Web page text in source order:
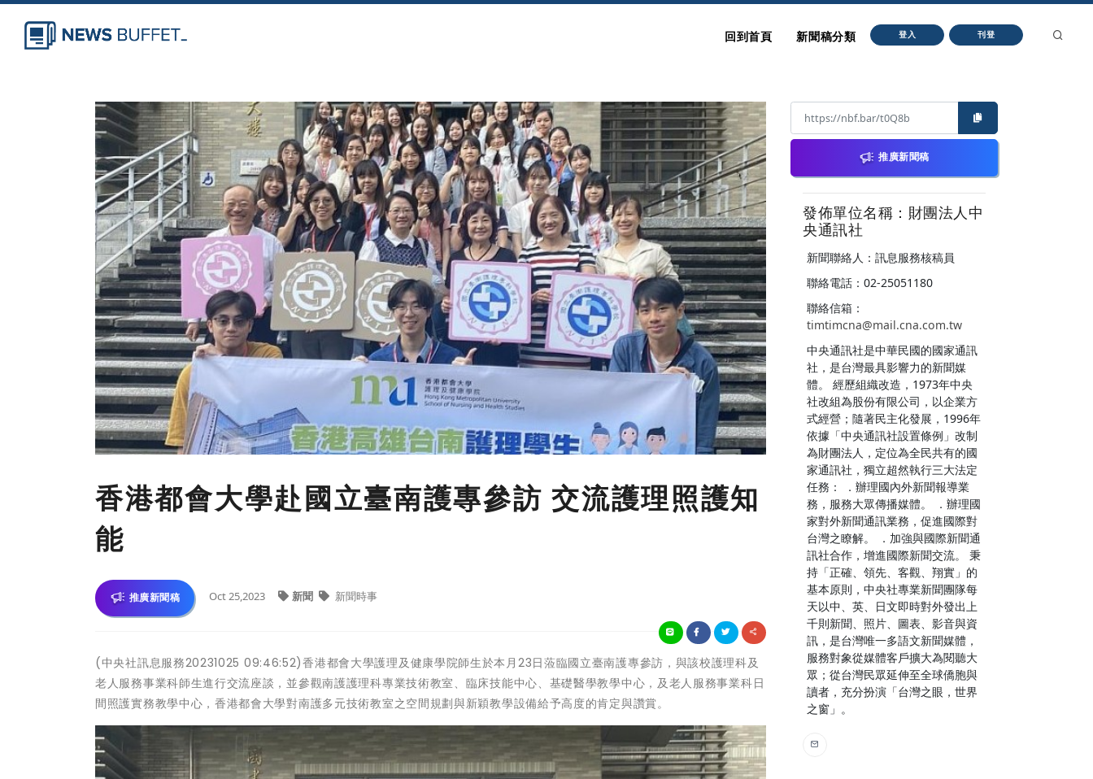
回到首頁 新聞稿分類 登入 刊登
香港都會大學赴國立臺南護專參訪 交流護理照護知
能
推廣新聞稿 Oct 25,2023 新聞 新聞時事
(中央社訊息服務20231025 09:46:52)香港都會大學護理及健康學院師生於本月23日蒞臨國立臺南護專參訪，與該校護理科及
老人服務事業科師生進行交流座談，並參觀南護護理科專業技術教室、臨床技能中心、基礎醫學教學中心，及老人服務事業科日
間照護實務教學中心，香港都會大學對南護多元技術教室之空間規劃與新穎教學設備給予高度的肯定與讚賞。
推廣新聞稿
發佈單位名稱：財團法人中
央通訊社
新聞聯絡人：訊息服務核稿員
聯絡電話：02-25051180
聯絡信箱：
timtimcna@mail.cna.com.tw
中央通訊社是中華民國的國家通訊
社，是台灣最具影響力的新聞媒
體。 經歷組織改造，1973年中央
社改組為股份有限公司，以企業方
式經營；隨著民主化發展，1996年
依據「中央通訊社設置條例」改制
為財團法人，定位為全民共有的國
家通訊社，獨立超然執行三大法定
任務： ．辦理國內外新聞報導業
務，服務大眾傳播媒體。 ．辦理國
家對外新聞通訊業務，促進國際對
台灣之瞭解。 ．加強與國際新聞通
訊社合作，增進國際新聞交流。 秉
持「正確、領先、客觀、翔實」的
基本原則，中央社專業新聞團隊每
天以中、英、日文即時對外發出上
千則新聞、照片、圖表、影音與資
訊，是台灣唯一多語文新聞媒體，
服務對象從媒體客戶擴大為閱聽大
眾；從台灣民眾延伸至全球僑胞與
讀者，充分扮演「台灣之眼，世界
之窗」。